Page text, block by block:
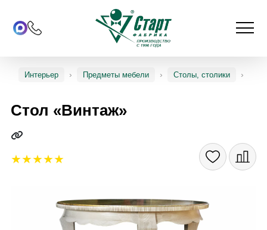
Интерьер Предметы мебели Столы, столики
Стол «Винтаж»